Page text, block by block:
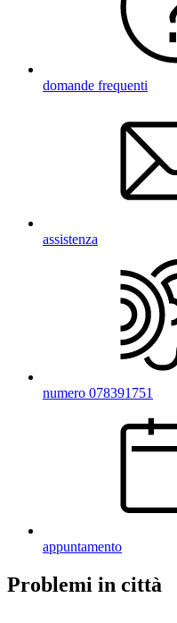
domande frequenti
assistenza
numero 078391751
appuntamento
Problemi in città